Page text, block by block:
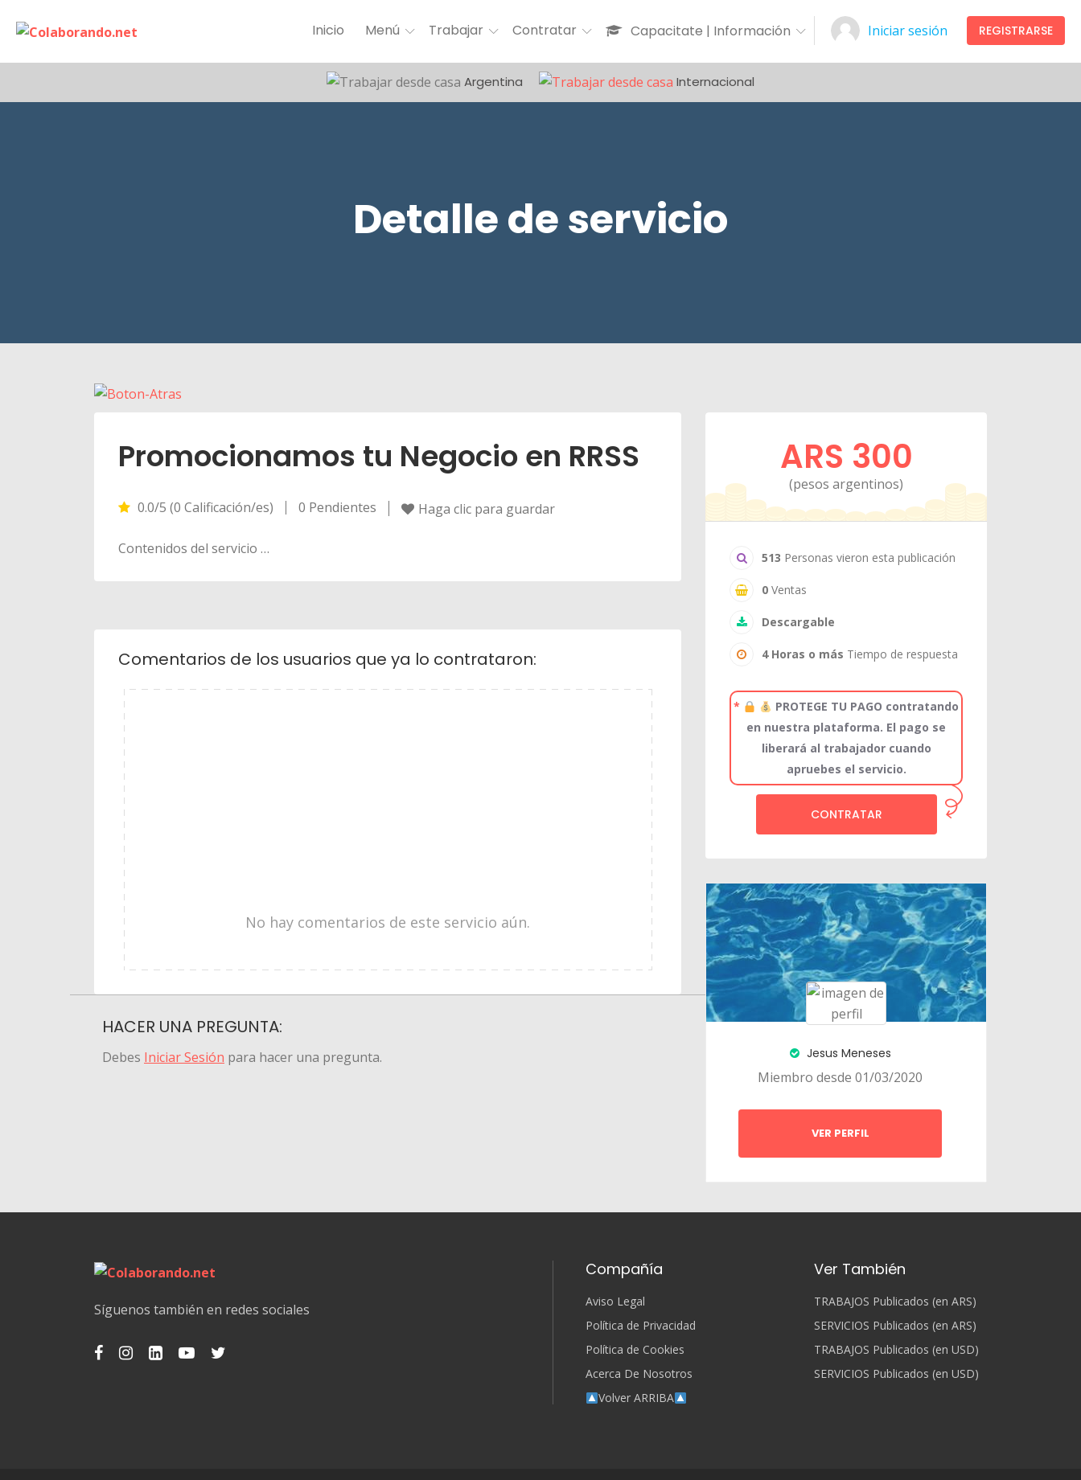
Inicio Menú Trabajar Contratar Capacitate | Información Iniciar sesión REGISTRARSE
Argentina Internacional
Detalle de servicio
Promocionamos tu Negocio en RRSS
0.0/5 (0 Calificación/es) 0 Pendientes Haga clic para guardar
Contenidos del servicio …
Comentarios de los usuarios que ya lo contrataron:
No hay comentarios de este servicio aún.
HACER UNA PREGUNTA:
Debes Iniciar Sesión para hacer una pregunta.
ARS 300
(pesos argentinos)
513 Personas vieron esta publicación
0 Ventas
Descargable
4 Horas o más Tiempo de respuesta
*
PROTEGE TU PAGO contratando
en nuestra plataforma. El pago se
liberará al trabajador cuando
apruebes el servicio.
CONTRATAR
Jesus Meneses
Miembro desde 01/03/2020
VER PERFIL
Síguenos también en redes sociales
Compañía
Aviso Legal
Política de Privacidad
Política de Cookies
Acerca De Nosotros
Volver ARRIBA
Ver También
TRABAJOS Publicados (en ARS)
SERVICIOS Publicados (en ARS)
TRABAJOS Publicados (en USD)
SERVICIOS Publicados (en USD)